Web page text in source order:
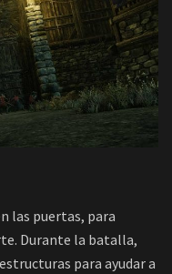
las puertas, para
Durante la batalla,
para ayudar a